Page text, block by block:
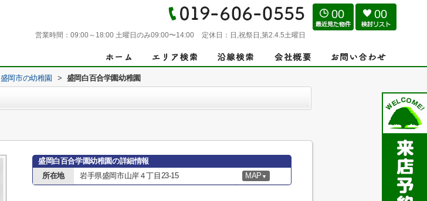
営業時間： 09:00～18:00 土曜日のみ09:00〜14:00 定休日： 日,祝祭日,第2.4.5土曜日
00 00
盛岡市の幼稚園 > 盛岡白百合学園幼稚園
盛岡白百合学園幼稚園の詳細情報
所在地
岩手県盛岡市山岸４丁目23-15 MAP ▼